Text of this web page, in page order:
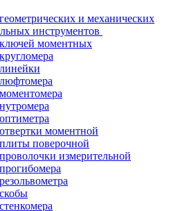
и механических
инструментов
моментных
моментной
поверочной
измерительной